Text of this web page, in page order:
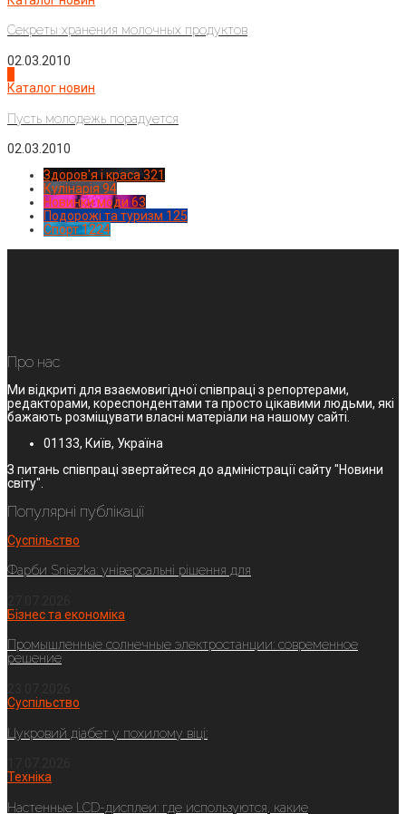
Секреты хранения молочных продуктов
02.03.2010
Каталог новин
Пусть молодежь порадуется
02.03.2010
Здоров'я і краса 321
Кулінарія 94
Новинки моди 63
Подорожі та туризм 125
Спорт1224
Про нас
Ми відкриті для взаємовигідної співпраці з репортерами,
редакторами, кореспондентами та просто цікавими людьми, які
бажають розміщувати власні матеріали на нашому сайті.
01133, Київ, Україна
З питань співпраці звертайтеся до адміністрації сайту "Новини
світу".
Популярні публікації
Суспільство
Фарби Sniezka: універсальні рішення для
Бізнес та економіка
Промышленные солнечные электростанции: современное
решение
Суспільство
Цукровий діабет у похилому віці:
Техніка
Настенные LCD-дисплеи: где используются, какие